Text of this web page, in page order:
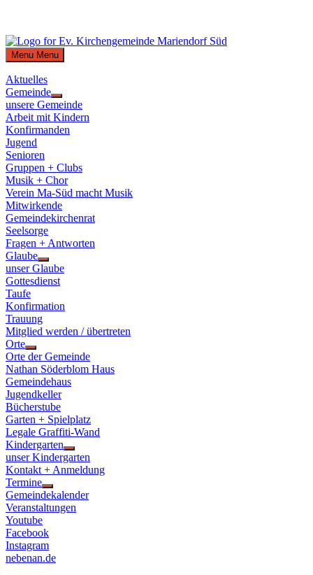
Skip
to
content
Menu Menu
Aktuelles
Gemeinde
Show
sub
menu
unsere Gemeinde
Arbeit mit Kindern
Konfirmanden
Jugend
Senioren
Gruppen + Clubs
Musik + Chor
Verein Ma-Süd macht Musik
Mitwirkende
Gemeindekirchenrat
Seelsorge
Fragen + Antworten
Glaube
Show
sub
menu
unser Glaube
Gottesdienst
Taufe
Konfirmation
Trauung
Mitglied werden / übertreten
Orte
Show
sub
menu
Orte der Gemeinde
Nathan Söderblom Haus
Gemeindehaus
Jugendkeller
Bücherstube
Garten + Spielplatz
Legale Graffiti-Wand
Kindergarten
Show
sub
menu
unser Kindergarten
Kontakt + Anmeldung
Termine
Show
sub
menu
Gemeindekalender
Veranstaltungen
Youtube
Facebook
Instagram
nebenan.de